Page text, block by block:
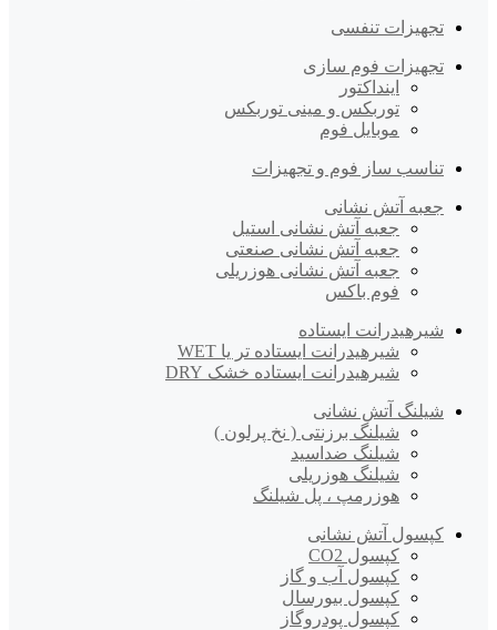
تجهیزات تنفسی
تجهیزات فوم سازی
اینداکتور
توربکس و مینی توربکس
موبایل فوم
تناسب ساز فوم و تجهیزات
جعبه آتش نشانی
جعبه آتش نشانی استیل
جعبه آتش نشانی صنعتی
جعبه آتش نشانی هوزریلی
فوم باکس
شیرهیدرانت ایستاده
شیرهیدرانت ایستاده تر یا WET
شیرهیدرانت ایستاده خشک DRY
شیلنگ آتش نشانی
شیلنگ برزنتی ( نخ پرلون )
شیلنگ ضداسید
شیلنگ هوزریلی
هوزرمپ ، پل شیلنگ
کپسول آتش نشانی
کپسول CO2
کپسول آب و گاز
کپسول بیورسال
کپسول پودروگاز